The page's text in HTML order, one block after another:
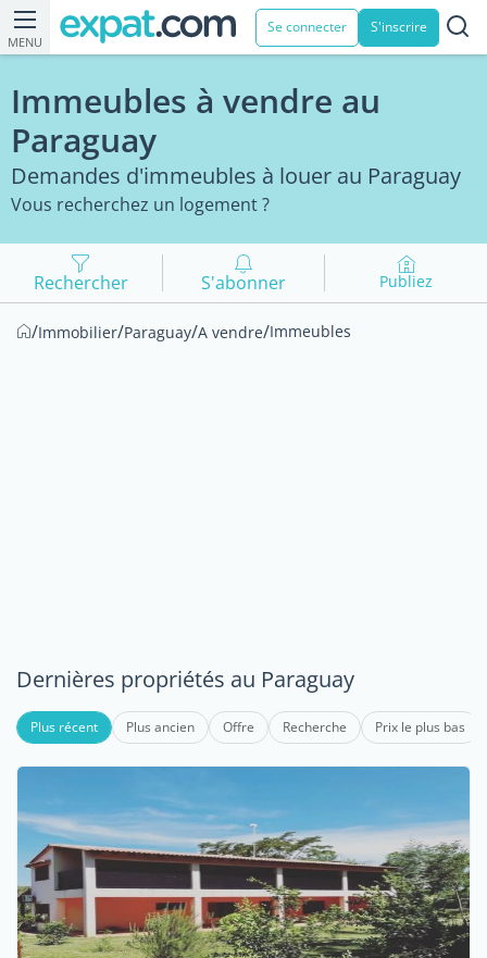
MENU
Se connecter S'inscrire
Immeubles à vendre au
Paraguay
Demandes d'immeubles à louer au Paraguay
Vous recherchez un logement ?
Rechercher S'abonner Publiez
/Immobilier/Paraguay/A vendre/Immeubles
Dernières propriétés au Paraguay
Plus récent Plus ancien Offre Recherche Prix le plus bas